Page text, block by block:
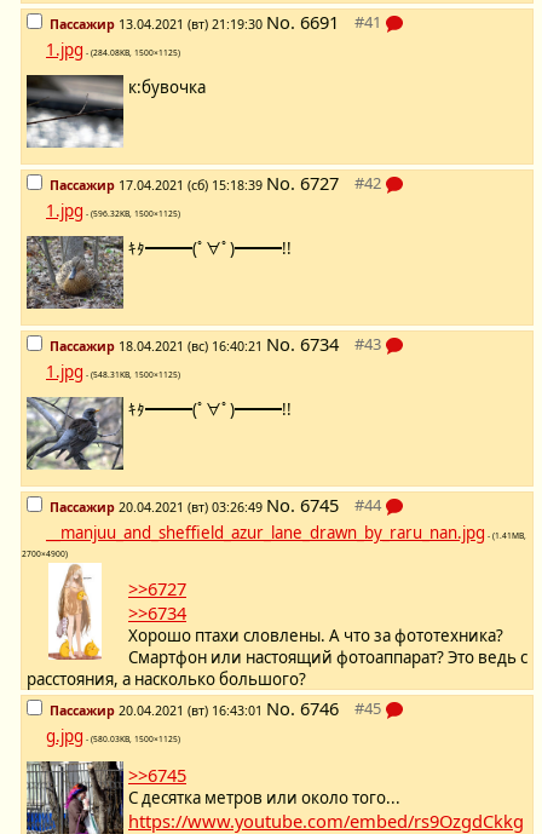
Пассажир 13.04.2021 (вт) 21:19:30 No. 6691
1.jpg - (284.08KB, 1500×1125)
к:бувочка
Пассажир 17.04.2021 (сб) 15:18:39 No. 6727
1.jpg - (596.32KB, 1500×1125)
ｷﾀ━━━(ﾟ∀ﾟ)━━━!!
Пассажир 18.04.2021 (вс) 16:40:21 No. 6734
1.jpg - (548.31KB, 1500×1125)
ｷﾀ━━━(ﾟ∀ﾟ)━━━!!
Пассажир 20.04.2021 (вт) 03:26:49 No. 6745
__manjuu_and_sheffield_azur_lane_drawn_by_raru_nan.jpg - (1.41MB,
2700×4900)
>>6727
>>6734
Хорошо птахи словлены. А что за фототехника?
Смартфон или настоящий фотоаппарат? Это ведь с
расстояния, а насколько большого?
Пассажир 20.04.2021 (вт) 16:43:01 No. 6746
g.jpg - (580.03KB, 1500×1125)
>>6745
С десятка метров или около того...
https://www.youtube.com/embed/rs9OzgdCkkg